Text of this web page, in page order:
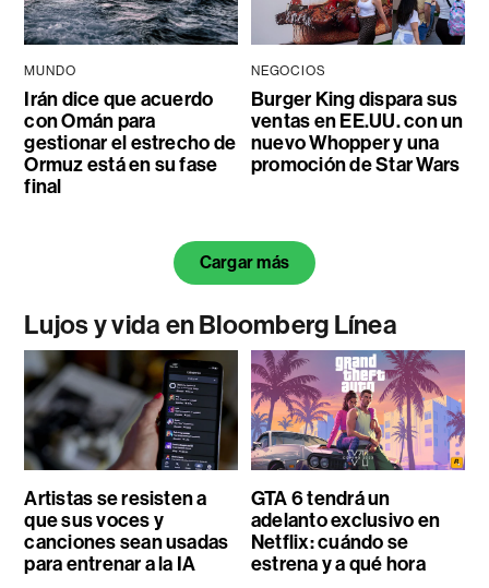
MUNDO
Irán dice que acuerdo
con Omán para
gestionar el estrecho de
Ormuz está en su fase
final
NEGOCIOS
Burger King dispara sus
ventas en EE.UU. con un
nuevo Whopper y una
promoción de Star Wars
Cargar más
Lujos y vida en Bloomberg Línea
Artistas se resisten a
que sus voces y
canciones sean usadas
para entrenar a la IA
GTA 6 tendrá un
adelanto exclusivo en
Netflix: cuándo se
estrena y a qué hora